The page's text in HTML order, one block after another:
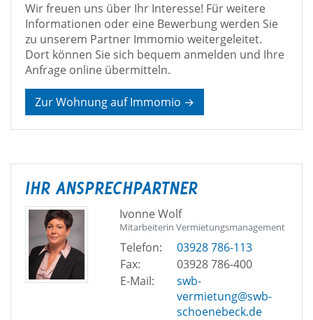
Wir freuen uns über Ihr Interesse! Für weitere
Informationen oder eine Bewerbung werden Sie
zu unserem Partner Immomio weitergeleitet.
Dort können Sie sich bequem anmelden und Ihre
Anfrage online übermitteln.
Zur Wohnung auf Immomio →
IHR ANSPRECHPARTNER
Ivonne Wolf
Mitarbeiterin Vermietungsmanagement
Telefon:
03928 786-113
Fax:
03928 786-400
E-Mail:
swb-
vermietung@swb-
schoenebeck.de